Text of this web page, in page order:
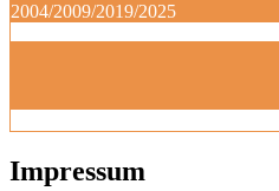
2004/2009/2019/2025
Impressum